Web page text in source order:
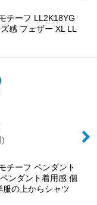
チーフ LL2K18YG
感 フェザー XL LL
)
チーフ ペンダント
ンダント着用感 個
服の上からシャツ